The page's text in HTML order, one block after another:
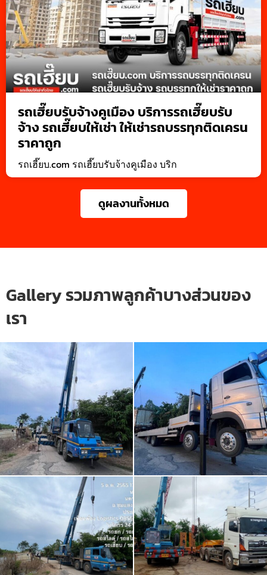
รถเฮี๊ยบรับจ้างคูเมือง บริการรถเฮี๊ยบรับ
จ้าง รถเฮี๊ยบให้เช่า ให้เช่ารถบรรทุกติดเครน
ราคาถูก
รถเฮี๊ยบ.com รถเฮี๊ยบรับจ้างคูเมือง บริก
ดูผลงานทั้งหมด
Gallery รวมภาพลูกค้าบางส่วนของ
เรา